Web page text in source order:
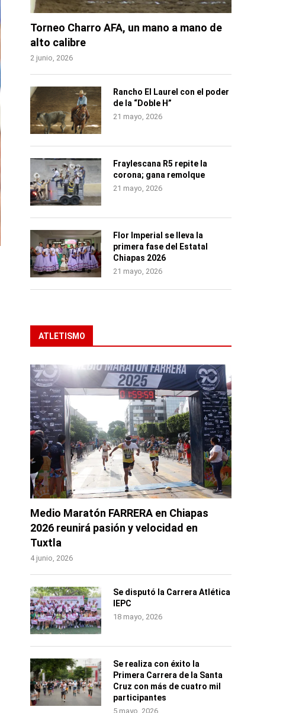
Torneo Charro AFA, un mano a mano de
alto calibre
2 junio, 2026
Rancho El Laurel con el poder
de la “Doble H”
21 mayo, 2026
Fraylescana R5 repite la
corona; gana remolque
21 mayo, 2026
Flor Imperial se lleva la
primera fase del Estatal
Chiapas 2026
21 mayo, 2026
ATLETISMO
Medio Maratón FARRERA en Chiapas
2026 reunirá pasión y velocidad en
Tuxtla
4 junio, 2026
Se disputó la Carrera Atlética
IEPC
18 mayo, 2026
Se realiza con éxito la
Primera Carrera de la Santa
Cruz con más de cuatro mil
participantes
5 mayo, 2026